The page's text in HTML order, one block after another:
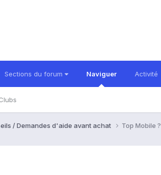
Sections du forum Naviguer Activité
/ Demandes d'aide avant achat Top Mobile ?